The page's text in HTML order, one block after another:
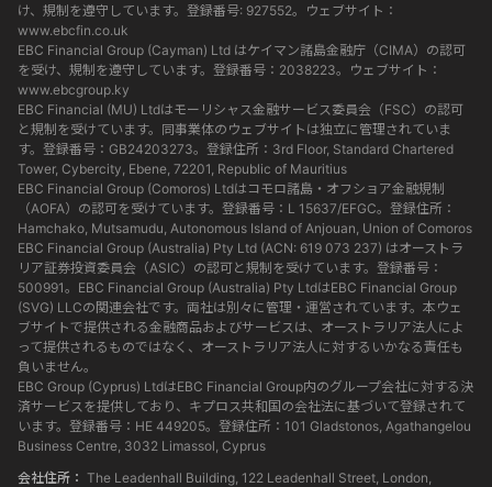
け、規制を遵守しています。登録番号: 927552。ウェブサイト：
www.ebcfin.co.uk
EBC Financial Group (Cayman) Ltd はケイマン諸島金融庁（CIMA）の認可
を受け、規制を遵守しています。登録番号：2038223。ウェブサイト：
www.ebcgroup.ky
EBC Financial (MU) Ltdはモーリシャス金融サービス委員会（FSC）の認可
と規制を受けています。同事業体のウェブサイトは独立に管理されていま
す。登録番号：GB24203273。登録住所：3rd Floor, Standard Chartered
Tower, Cybercity, Ebene, 72201, Republic of Mauritius
EBC Financial Group (Comoros) Ltdはコモロ諸島・オフショア金融規制
（AOFA）の認可を受けています。登録番号：L 15637/EFGC。登録住所：
Hamchako, Mutsamudu, Autonomous Island of Anjouan, Union of Comoros
EBC Financial Group (Australia) Pty Ltd (ACN: 619 073 237) はオーストラ
リア証券投資委員会（ASIC）の認可と規制を受けています。登録番号：
500991。EBC Financial Group (Australia) Pty LtdはEBC Financial Group
(SVG) LLCの関連会社です。両社は別々に管理・運営されています。本ウェ
ブサイトで提供される金融商品およびサービスは、オーストラリア法人によ
って提供されるものではなく、オーストラリア法人に対するいかなる責任も
負いません。
EBC Group (Cyprus) LtdはEBC Financial Group内のグループ会社に対する決
済サービスを提供しており、キプロス共和国の会社法に基づいて登録されて
います。登録番号：HE 449205。登録住所：101 Gladstonos, Agathangelou
Business Centre, 3032 Limassol, Cyprus
会社住所： The Leadenhall Building, 122 Leadenhall Street, London,